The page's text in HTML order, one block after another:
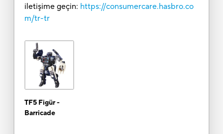
iletişime geçin: https://consumercare.hasbro.co
m/tr-tr
TF5 Figür -
Barricade